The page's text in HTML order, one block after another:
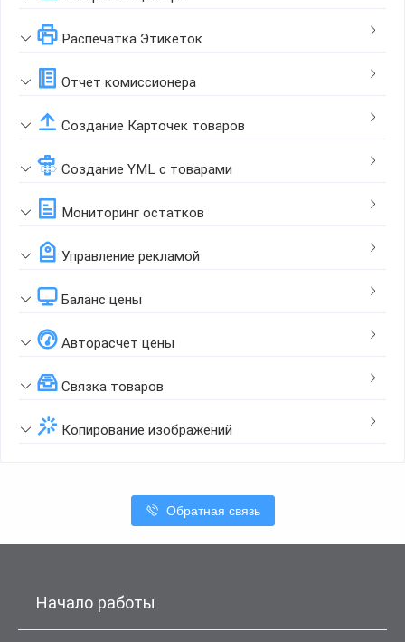
Распечатка Этикеток
Отчет комиссионера
Создание Карточек товаров
Создание YML с товарами
Мониторинг остатков
Управление рекламой
Баланс цены
Авторасчет цены
Связка товаров
Копирование изображений
Обратная связь
Начало работы